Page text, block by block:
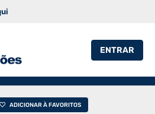
ENTRAR
ADICIONAR À FAVORITOS